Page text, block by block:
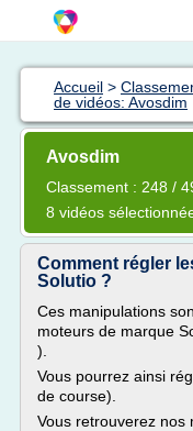
Accueil >
de vidéos: Avosdim
Avosdim
Classement : 248 /
8 vidéos
Comment régler
Solutio ?
Ces manipulations
moteurs de marque
).
Vous pourrez ainsi
de course).
Vous retrouverez nos